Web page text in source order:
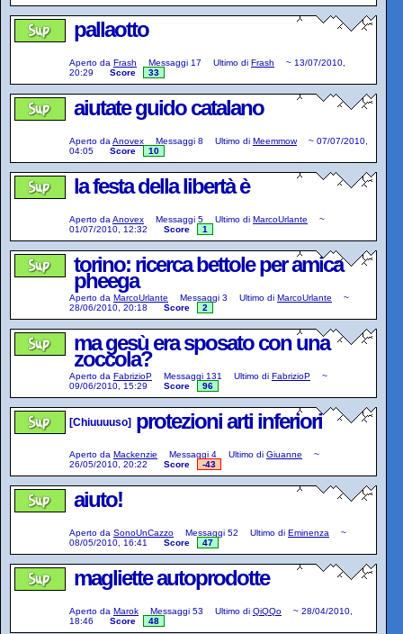
pallaotto
Aperto da Frash Messaggi 17 Ultimo di Frash ~ 13/07/2010,
20:29
Score 33
aiutate guido catalano
Aperto da Anovex Messaggi 8 Ultimo di Meemmow ~ 07/07/2010,
04:05
Score 10
la festa della libertà è
Aperto da Anovex Messaggi 5 Ultimo di MarcoUrlante
~
01/07/2010, 12:32
Score 1
torino: ricerca bettole per amica
pheega
Aperto da MarcoUrlante Messaggi 3 Ultimo di MarcoUrlante
~
28/06/2010, 20:18
Score 2
ma gesù era sposato con una
zoccola?
Aperto da FabrizioP Messaggi 131 Ultimo di FabrizioP
~
09/06/2010, 15:29
Score 96
[Chiuuuuso] protezioni arti inferiori
Aperto da Mackenzie Messaggi 4 Ultimo di Giuanne
~
26/05/2010, 20:22
Score -43
aiuto!
Aperto da SonoUnCazzo Messaggi 52 Ultimo di Eminenza
~
08/05/2010, 16:41
Score 47
magliette autoprodotte
Aperto da Marok Messaggi 53 Ultimo di QiQQo ~ 28/04/2010,
18:46
Score 48